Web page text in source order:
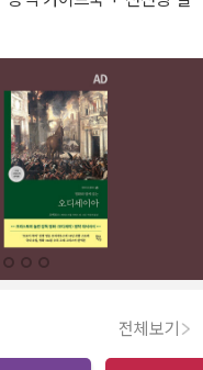
전체보기